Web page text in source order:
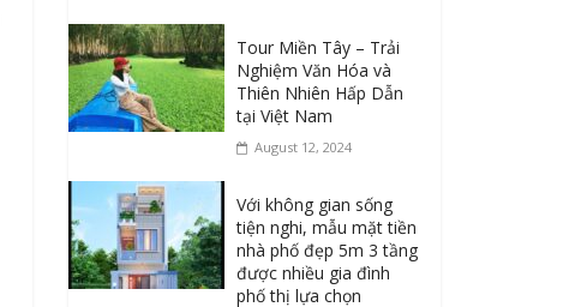
Tour Miền Tây – Trải
Nghiệm Văn Hóa và
Thiên Nhiên Hấp Dẫn
tại Việt Nam
August 12, 2024
Với không gian sống
tiện nghi, mẫu mặt tiền
nhà phố đẹp 5m 3 tầng
được nhiều gia đình
phố thị lựa chọn